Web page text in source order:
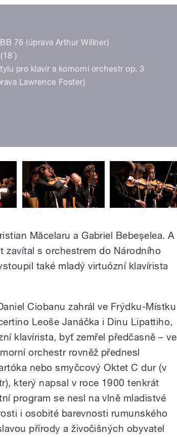
76 (úprava Arthur Willner)
pro klavír a komorní orchestr op. 3
Lawrence Foster)
Măcelaru a Gabriel Bebeșelea. A
zavítal s orchestrem do Národního
také mladý virtuózní klavírista
Ciobanu zahrál ve Frýdku-Místku
Leoše Janáčka i Dinu Lipattiho,
klavírista, byť zemřel předčasně – ve
orchestr rovněž přednesl
nebo smyčcový Oktet C dur (v
který napsal v roce 1900 tenkrát
program se nesl na vlně mladistvé
i osobité barevnosti rumunského
přírody a živočišných obyvatel